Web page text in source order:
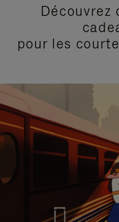
Découvrez
pour les